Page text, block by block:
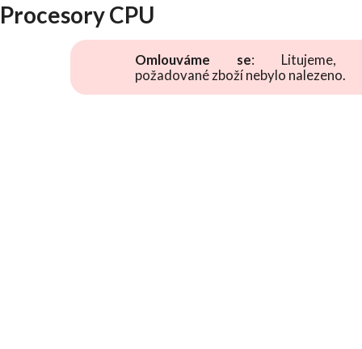
Procesory CPU
Omlouváme se: Litujeme,
požadované zboží nebylo nalezeno.